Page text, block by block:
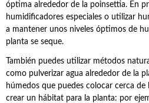
óptima alrededor de la poinsettia. En
humidificadores especiales o utilizar
a mantener unos niveles óptimos de
planta se seque.
También puedes utilizar métodos
como pulverizar agua alrededor de la
húmedos que puedes colocar cerca de
crear un hábitat para la planta: por